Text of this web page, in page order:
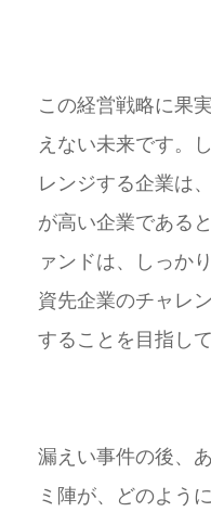
この経営戦略に果
えない未来です。
レンジする企業は
が高い企業である
ァンドは、しっか
資先企業のチャレ
することを目指し
漏えい事件の後、
ミ陣が、どのよう